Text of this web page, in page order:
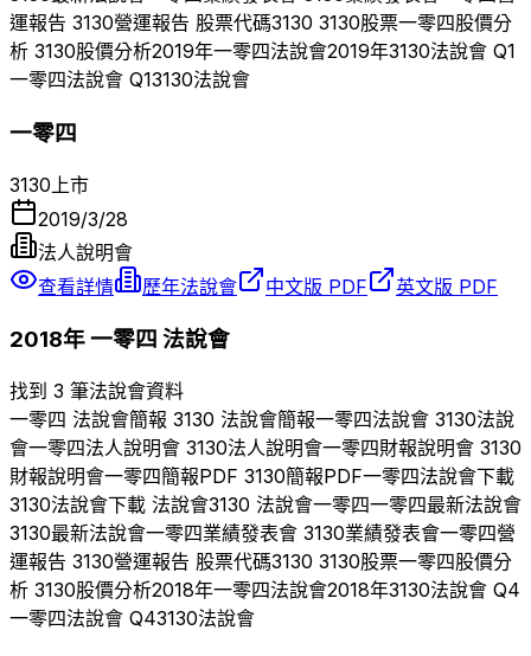
運報告 3130營運報告 股票代碼3130 3130股票一零四股價分
析 3130股價分析2019年一零四法說會2019年3130法說會 Q1
一零四法說會 Q13130法說會
一零四
3130 上市
2019/3/28
法人說明會
查看詳情
歷年法說會 中文版 PDF 英文版 PDF
2018年一零四 法說會
找到 3 筆法說會資料
一零四 法說會簡報 3130 法說會簡報一零四法說會 3130法說
會一零四法人說明會 3130法人說明會一零四財報說明會 3130
財報說明會一零四簡報PDF 3130簡報PDF一零四法說會下載
3130法說會下載 法說會3130 法說會一零四一零四最新法說會
3130最新法說會一零四業績發表會 3130業績發表會一零四營
運報告 3130營運報告 股票代碼3130 3130股票一零四股價分
析 3130股價分析2018年一零四法說會2018年3130法說會 Q4
一零四法說會 Q43130法說會